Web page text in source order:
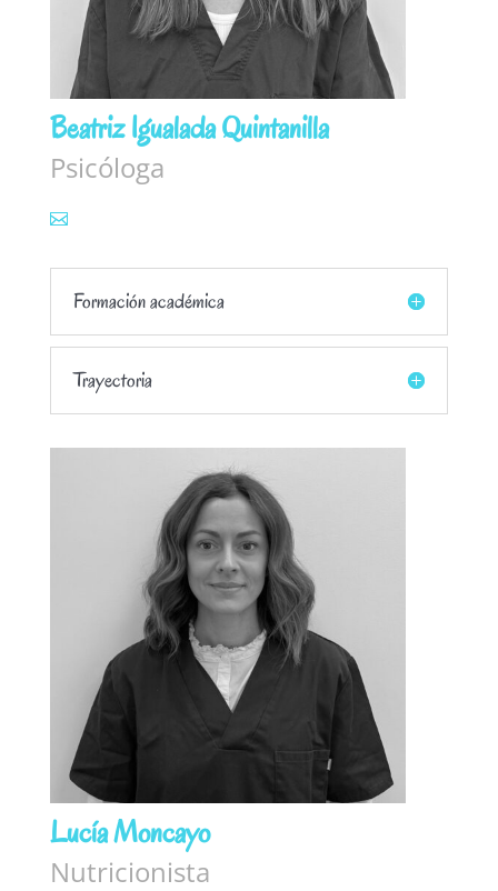
Beatriz Igualada Quintanilla
Psicóloga
Formación académica
Trayectoria
Lucía Moncayo
Nutricionista